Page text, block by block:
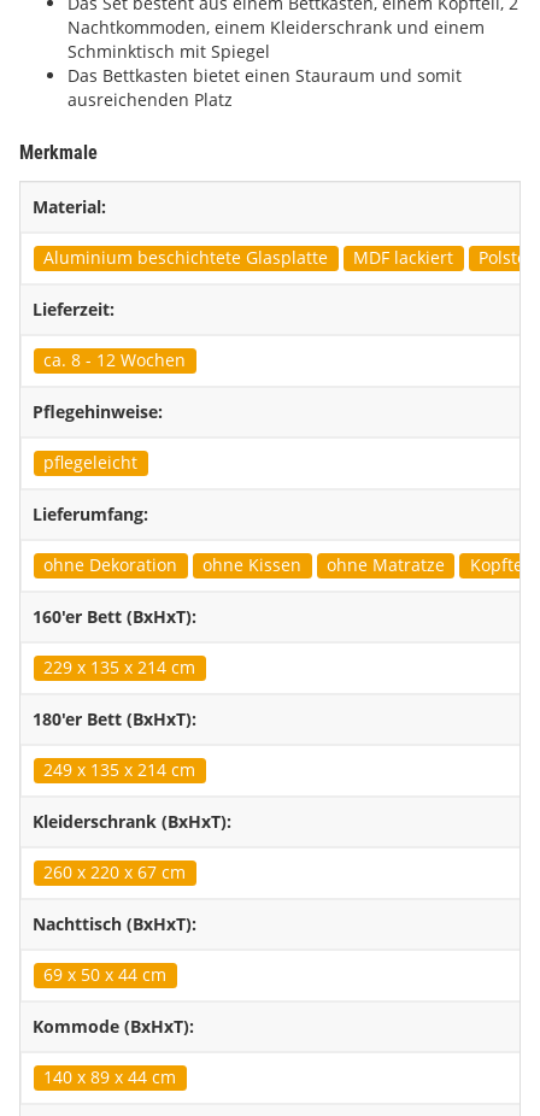
Nachtkommoden, einem Kleiderschrank und einem
Schminktisch mit Spiegel
Das Bettkasten bietet einen Stauraum und somit
ausreichenden Platz
Merkmale
Material:
Aluminium beschichtete Glasplatte MDF lackiert Polster
Lieferzeit:
ca. 8 - 12 Wochen
Pflegehinweise:
pflegeleicht
Lieferumfang:
ohne Dekoration ohne Kissen ohne Matratze Kopfteil
160'er Bett (BxHxT):
229 x 135 x 214 cm
180'er Bett (BxHxT):
249 x 135 x 214 cm
Kleiderschrank (BxHxT):
260 x 220 x 67 cm
Nachttisch (BxHxT):
69 x 50 x 44 cm
Kommode (BxHxT):
140 x 89 x 44 cm